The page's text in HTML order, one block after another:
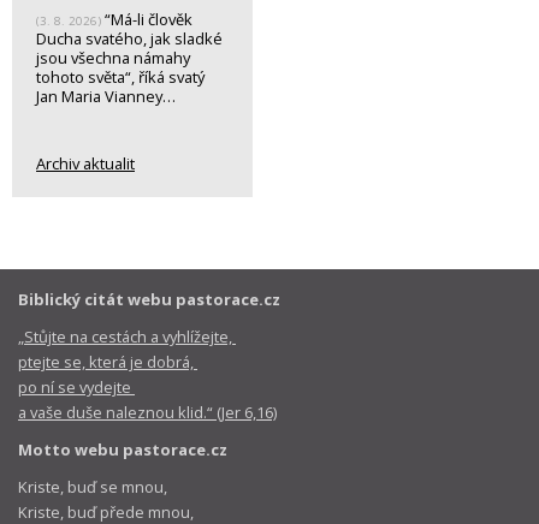
(3. 8. 2026) “Má-li člověk
Ducha svatého, jak sladké
jsou všechna námahy
tohoto světa“, říká svatý
Jan Maria Vianney…
Archiv aktualit
Biblický citát webu pastorace.cz
„Stůjte na cestách a vyhlížejte,
ptejte se, která je dobrá,
po ní se vydejte
a vaše duše naleznou klid.“ (Jer 6,16)
Motto webu pastorace.cz
Kriste, buď se mnou,
Kriste, buď přede mnou,